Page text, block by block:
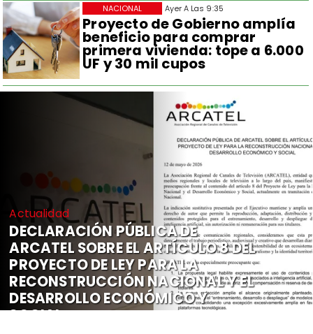
Ayer A Las 9:35
Proyecto de Gobierno amplía
beneficio para comprar
primera vivienda: tope a 6.000
UF y 30 mil cupos
NACIONAL
Actualidad
DECLARACIÓN PÚBLICA DE
ARCATEL SOBRE EL ARTÍCULO 8 DEL
PROYECTO DE LEY PARA LA
RECONSTRUCCIÓN NACIONAL Y EL
DESARROLLO ECONÓMICO Y
SOCIAL